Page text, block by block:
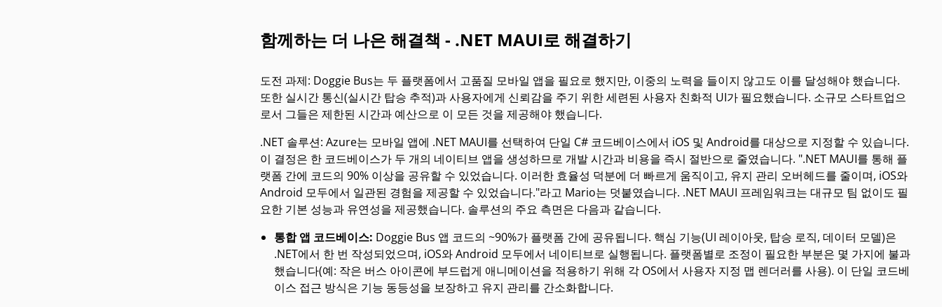
함께하는 더 나은 해결책 - .NET MAUI로 해결하기
도전 과제: Doggie Bus는 두 플랫폼에서 고품질 모바일 앱을 필요로 했지만, 이중의 노력을 들이지 않고도 이를 달성해야 했습니다.
또한 실시간 통신(실시간 탑승 추적)과 사용자에게 신뢰감을 주기 위한 세련된 사용자 친화적 UI가 필요했습니다. 소규모 스타트업으
로서 그들은 제한된 시간과 예산으로 이 모든 것을 제공해야 했습니다.
.NET 솔루션: Azure는 모바일 앱에 .NET MAUI를 선택하여 단일 C# 코드베이스에서 iOS 및 Android를 대상으로 지정할 수 있습니다.
이 결정은 한 코드베이스가 두 개의 네이티브 앱을 생성하므로 개발 시간과 비용을 즉시 절반으로 줄였습니다. ".NET MAUI를 통해 플
랫폼 간에 코드의 90% 이상을 공유할 수 있었습니다. 이러한 효율성 덕분에 더 빠르게 움직이고, 유지 관리 오버헤드를 줄이며, iOS와
Android 모두에서 일관된 경험을 제공할 수 있었습니다."라고 Mario는 덧붙였습니다. .NET MAUI 프레임워크는 대규모 팀 없이도 필
요한 기본 성능과 유연성을 제공했습니다. 솔루션의 주요 측면은 다음과 같습니다.
통합 앱 코드베이스: Doggie Bus 앱 코드의 ~90%가 플랫폼 간에 공유됩니다. 핵심 기능(UI 레이아웃, 탑승 로직, 데이터 모델)은
.NET에서 한 번 작성되었으며, iOS와 Android 모두에서 네이티브로 실행됩니다. 플랫폼별로 조정이 필요한 부분은 몇 가지에 불과
했습니다(예: 작은 버스 아이콘에 부드럽게 애니메이션을 적용하기 위해 각 OS에서 사용자 지정 맵 렌더러를 사용). 이 단일 코드베
이스 접근 방식은 기능 동등성을 보장하고 유지 관리를 간소화합니다.